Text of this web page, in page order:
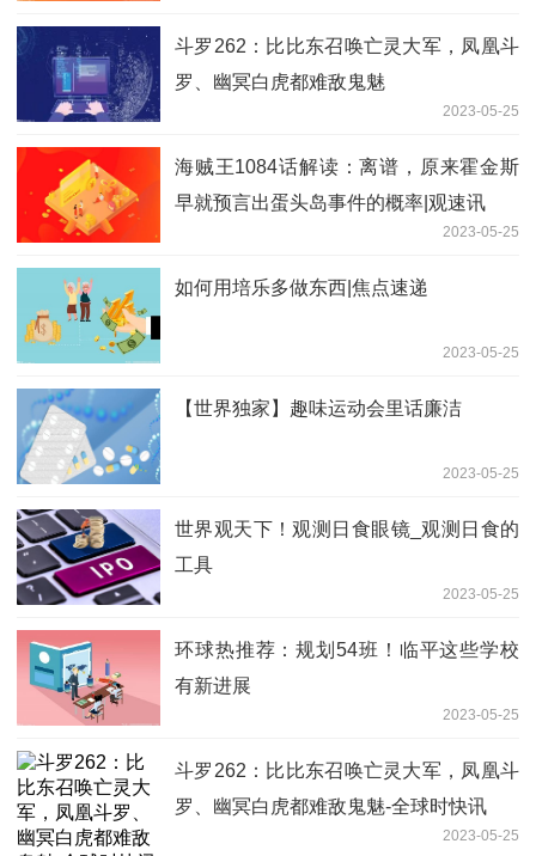
斗罗262：比比东召唤亡灵大军，凤凰斗
罗、幽冥白虎都难敌鬼魅
2023-05-25
海贼王1084话解读：离谱，原来霍金斯
早就预言出蛋头岛事件的概率|观速讯
2023-05-25
如何用培乐多做东西|焦点速递
2023-05-25
【世界独家】趣味运动会里话廉洁
2023-05-25
世界观天下！观测日食眼镜_观测日食的
工具
2023-05-25
环球热推荐：规划54班！临平这些学校
有新进展
2023-05-25
斗罗262：比比东召唤亡灵大军，凤凰斗
罗、幽冥白虎都难敌鬼魅-全球时快讯
2023-05-25